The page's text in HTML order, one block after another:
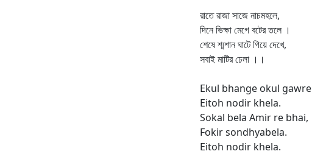
রাতে রাজা সাজে নাচমহলে,
দিনে ভিক্ষা মেগে বটের তলে ।
শেষে শ্মশান ঘাটে গিয়ে দেখে,
সবাই মাটির ঢেলা ।।
Ekul bhange okul gawre
Eitoh nodir khela.
Sokal bela Amir re bhai,
Fokir sondhyabela.
Eitoh nodir khela.